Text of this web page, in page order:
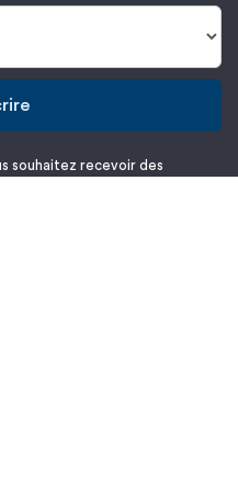
souhaitez recevoir des